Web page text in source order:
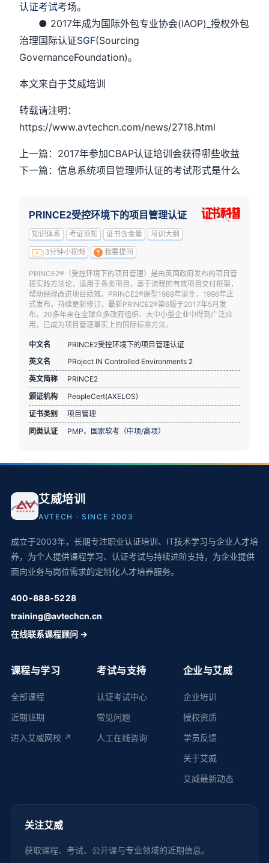
认证考试考场。
● 2017年成为国际外包专业协会(IAOP)_授权外包
治理国际认证SGF(Sourcing
GovernanceFoundation)。
本文来自于艾威培训
转载请注明：
https://www.avtechcn.com/news/2718.html
上一篇：2017年参加CBAP认证培训会获得哪些收益
下一篇：信息系统项目管理师认证的考试形式是什么
PRINCE2受控环境下的项目管理认证
知识体系 考证须知 证书含金量 培训大纲
3分钟小视频 我要提问
PRINCE2®（受控环境下的项目管理）是由英国政府发布的项目管
理实践方法论，适用于各类项目，基于流程的有效项目交付框架，
帮助经理改进项目绩效。PRINCE2®原型1989年诞生，1996年正
式发布，持续更新修订，最新PRINCE2®第6版于2017年5月发
布。20多年来在全球众多政府组织、大中小型企业中得到广泛应
用，已成为项目管理事实上的国际标准方法。
中文名
PRINCE2受控环境下的项目管理认证
英文名
PRoject IN Controlled Environments 2
英文简称
PRINCE2
颁证机构
PeopleCert(AXELOS)
证书类别
项目管理
同类认证
PMP、 国家软考（中项/高项）
艾威培训
AVTECH · SINCE 2003
成立于2003年，长期专注职业认证培训、IT技术学习与企业人才培
养，为个人提供课程学习、认证考试与持续进阶支持，为企业提供
面向业务与岗位需求的定制化人才培养服务。
400-888-5228
training@avtechcn.cn
在线联系课程顾问 →
课程与学习
全部课程
近期班期
进入艾威网校 ↗
考试与支持
认证考试中心
常见问题
人工在线咨询
企业与艾威
企业培训
授权资质
学员反馈
关于艾威
艾威最新动态
关注艾威
获取课程、考试、公开课与专业领域的近期信息。